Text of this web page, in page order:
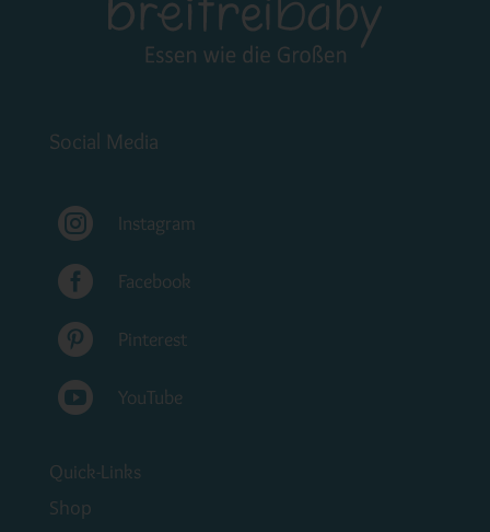
Social Media
 Instagram
 Facebook
 Pinterest
 YouTube
Quick-Links
Shop